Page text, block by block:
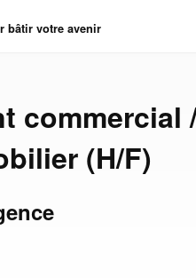
bâtir votre avenir
commercial
(H/F)